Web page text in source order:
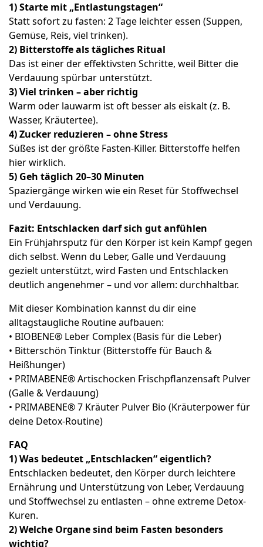
1) Starte mit „Entlastungstagen“
Statt sofort zu fasten: 2 Tage leichter essen (Suppen,
Gemüse, Reis, viel trinken).
2) Bitterstoffe als tägliches Ritual
Das ist einer der effektivsten Schritte, weil Bitter die
Verdauung spürbar unterstützt.
3) Viel trinken – aber richtig
Warm oder lauwarm ist oft besser als eiskalt (z. B.
Wasser, Kräutertee).
4) Zucker reduzieren – ohne Stress
Süßes ist der größte Fasten-Killer. Bitterstoffe helfen
hier wirklich.
5) Geh täglich 20–30 Minuten
Spaziergänge wirken wie ein Reset für Stoffwechsel
und Verdauung.
Fazit: Entschlacken darf sich gut anfühlen
Ein Frühjahrsputz für den Körper ist kein Kampf gegen
dich selbst. Wenn du Leber, Galle und Verdauung
gezielt unterstützt, wird Fasten und Entschlacken
deutlich angenehmer – und vor allem: durchhaltbar.
Mit dieser Kombination kannst du dir eine
alltagstaugliche Routine aufbauen:
• BIOBENE® Leber Complex (Basis für die Leber)
• Bitterschön Tinktur (Bitterstoffe für Bauch &
Heißhunger)
• PRIMABENE® Artischocken Frischpflanzensaft Pulver
(Galle & Verdauung)
• PRIMABENE® 7 Kräuter Pulver Bio (Kräuterpower für
deine Detox-Routine)
FAQ
1) Was bedeutet „Entschlacken“ eigentlich?
Entschlacken bedeutet, den Körper durch leichtere
Ernährung und Unterstützung von Leber, Verdauung
und Stoffwechsel zu entlasten – ohne extreme Detox-
Kuren.
2) Welche Organe sind beim Fasten besonders
wichtig?